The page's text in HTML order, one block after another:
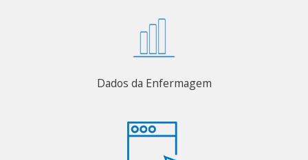
Dados da Enfermagem